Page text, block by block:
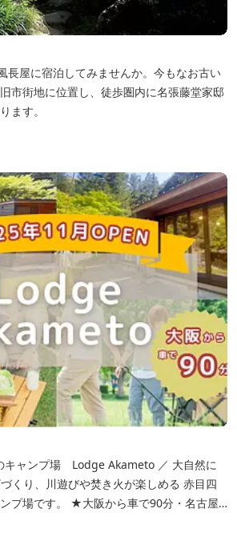
長屋に宿泊してみませんか。今もなお古い
市街地に位置し、徒歩圏内に名張藤堂家邸
ます。
キャンプ場 Lodge Akameto ／ 大自然に
くり、川遊びや焚き火が楽しめる 赤目四
ら車で90分・名古屋
！ ★専用テラス付きバンガローでは、BBQ
びをしているのが見れる！ ★Wi-Fiがつな